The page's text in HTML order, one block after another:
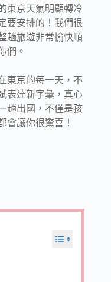
東京天氣明顯轉冷
要安排的！我們很
趟旅遊非常愉快順
們。
東京的每一天，不
表達新字彙，真心
趟出國，不僅是孩
會讓你很驚喜！